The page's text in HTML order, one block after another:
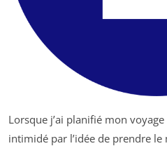
Lorsque j’ai planifié mon
intimidé par l’idée de prendre